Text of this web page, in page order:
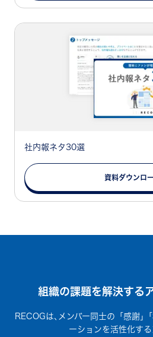
社内報ネタ30選
資料ダウンロ
組織の課題を解決する
RECOGは､メンバー同士の「感謝」
ーションを活性化す